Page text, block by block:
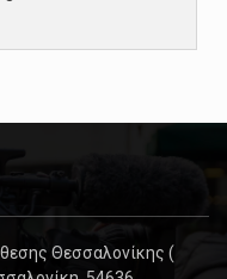
Θεσσαλονίκης (